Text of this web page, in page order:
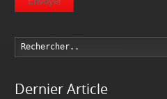
Dernier Article